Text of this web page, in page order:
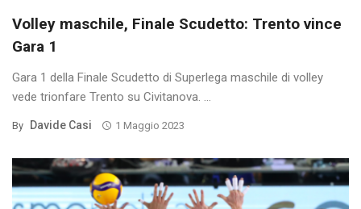
Volley maschile, Finale Scudetto: Trento vince
Gara 1
Gara 1 della Finale Scudetto di Superlega maschile di volley
vede trionfare Trento su Civitanova. ...
By Davide Casi 1 Maggio 2023